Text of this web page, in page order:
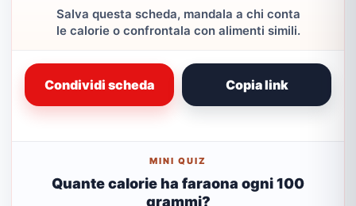
Salva questa scheda, mandala a chi conta
le calorie o confrontala con alimenti simili.
Condividi scheda Copia link
MINI QUIZ
Quante calorie ha faraona ogni 100
grammi?